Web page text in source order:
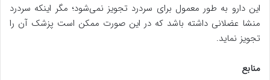
این دارو به طور معمول برای سردرد تجویز نمی‌شود؛ مگر اینکه سردرد
منشا عضلانی داشته باشد که در این صورت ممکن است پزشک آن را
تجویز نماید.
منابع